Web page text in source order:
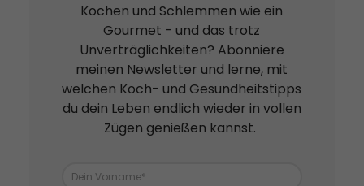
Kochen und Schlemmen wie ein
Gourmet - und das trotz
Unverträglichkeiten? Abonniere
meinen Newsletter und lerne, mit
welchen Koch- und Gesundheitstipps
du dein Leben endlich wieder in vollen
Zügen genießen kannst.